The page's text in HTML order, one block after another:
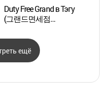
Duty Free Grand в Тэгу
(그랜드면세점
ещё